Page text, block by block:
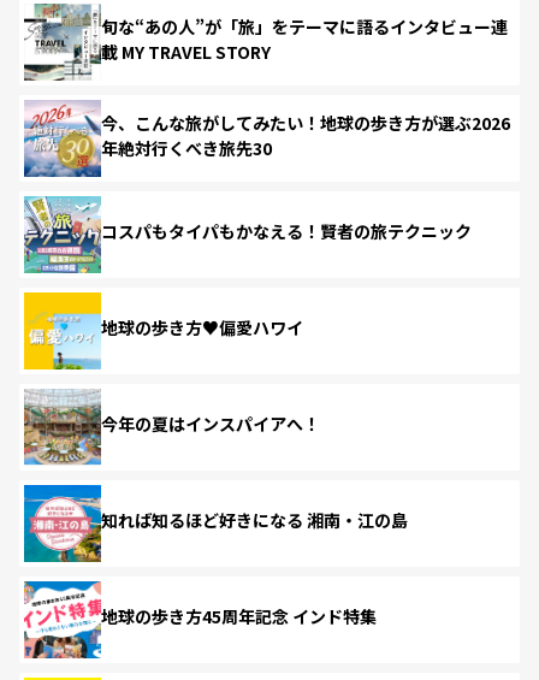
旬な“あの人”が「旅」をテーマに語るインタビュー連
載 MY TRAVEL STORY
今、こんな旅がしてみたい！地球の歩き方が選ぶ2026
年絶対行くべき旅先30
コスパもタイパもかなえる！賢者の旅テクニック
地球の歩き方♥偏愛ハワイ
今年の夏はインスパイアへ！
知れば知るほど好きになる 湘南・江の島
地球の歩き方45周年記念 インド特集